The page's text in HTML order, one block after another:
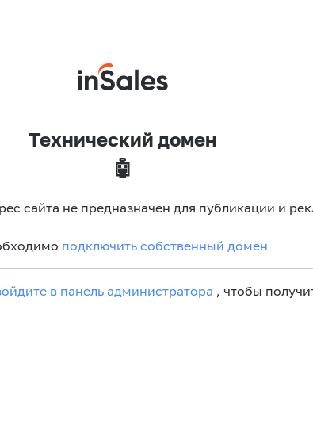
Технический домен
🤖
сайта не предназначен для публикации и
подключить собственный домен
в панель администратора , чтобы